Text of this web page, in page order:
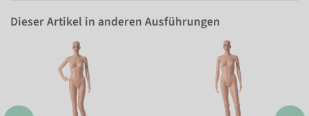
Dieser Artikel in anderen Ausführungen